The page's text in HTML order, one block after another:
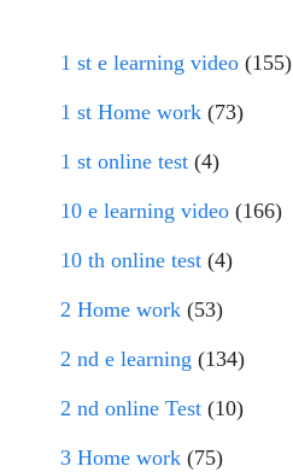
1 st e learning video (155)
1 st Home work (73)
1 st online test (4)
10 e learning video (166)
10 th online test (4)
2 Home work (53)
2 nd e learning (134)
2 nd online Test (10)
3 Home work (75)